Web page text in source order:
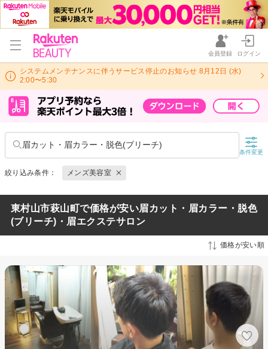
会員登録 ログイン
システムメンテナンスに伴うサービス停止のお知らせ 8月12日 (水)
2:00〜5:30
眉カット・眉カラー・脱色(ブリーチ)
条件変更
絞り込み条件： メンズ美容室
東村山市萩山町で価格が安い眉カット・眉カラー・脱色
(ブリーチ)・眉エクステサロン
価格が安い順